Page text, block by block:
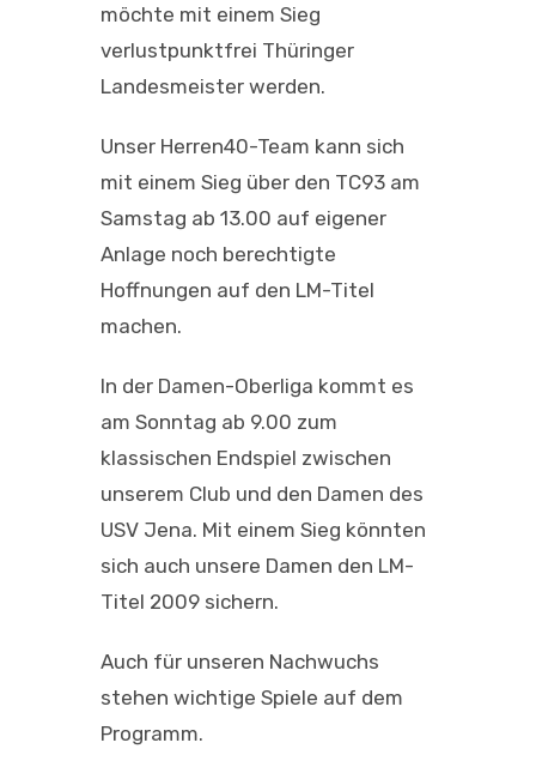
möchte mit einem Sieg
verlustpunktfrei Thüringer
Landesmeister werden.
Unser Herren40-Team kann sich
mit einem Sieg über den TC93 am
Samstag ab 13.00 auf eigener
Anlage noch berechtigte
Hoffnungen auf den LM-Titel
machen.
In der Damen-Oberliga kommt es
am Sonntag ab 9.00 zum
klassischen Endspiel zwischen
unserem Club und den Damen des
USV Jena. Mit einem Sieg könnten
sich auch unsere Damen den LM-
Titel 2009 sichern.
Auch für unseren Nachwuchs
stehen wichtige Spiele auf dem
Programm.